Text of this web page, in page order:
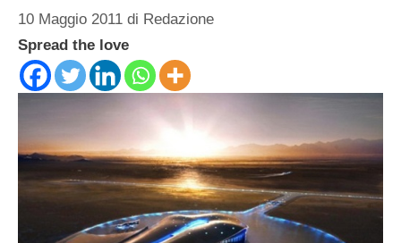
10 Maggio 2011 di Redazione
Spread the love